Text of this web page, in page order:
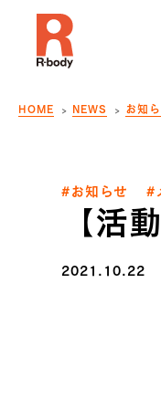
HOME NEWS お知
#お知らせ #
【活
2021.10.22